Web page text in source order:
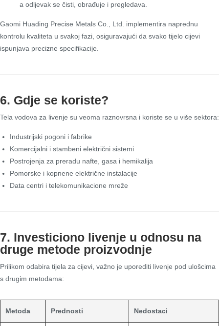
a odljevak se čisti, obrađuje i pregledava.
Gaomi Huading Precise Metals Co., Ltd. implementira naprednu
kontrolu kvaliteta u svakoj fazi, osiguravajući da svako tijelo cijevi
ispunjava precizne specifikacije.
6. Gdje se koriste?
Tela vodova za livenje su veoma raznovrsna i koriste se u više sektora:
Industrijski pogoni i fabrike
Komercijalni i stambeni električni sistemi
Postrojenja za preradu nafte, gasa i hemikalija
Pomorske i kopnene električne instalacije
Data centri i telekomunikacione mreže
7. Investiciono livenje u odnosu na
druge metode proizvodnje
Prilikom odabira tijela za cijevi, važno je uporediti livenje pod ulošcima
s drugim metodama:
Metoda Prednosti Nedostaci